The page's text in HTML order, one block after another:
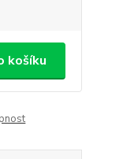
košíku